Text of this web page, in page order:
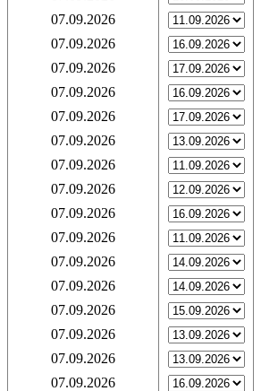
07.09.2026
07.09.2026
07.09.2026
07.09.2026
07.09.2026
07.09.2026
07.09.2026
07.09.2026
07.09.2026
07.09.2026
07.09.2026
07.09.2026
07.09.2026
07.09.2026
07.09.2026
07.09.2026